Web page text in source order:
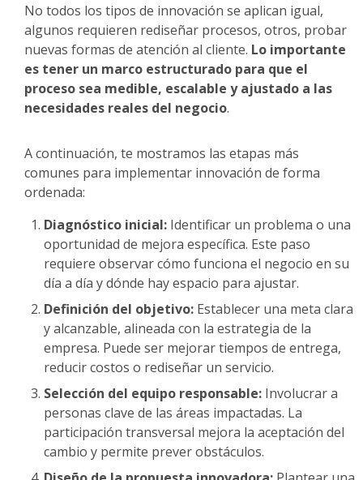
No todos los tipos de innovación se aplican igual,
algunos requieren rediseñar procesos, otros, probar
nuevas formas de atención al cliente. Lo importante
es tener un marco estructurado para que el
proceso sea medible, escalable y ajustado a las
necesidades reales del negocio.
A continuación, te mostramos las etapas más
comunes para implementar innovación de forma
ordenada:
Diagnóstico inicial: Identificar un problema o una
oportunidad de mejora específica. Este paso
requiere observar cómo funciona el negocio en su
día a día y dónde hay espacio para ajustar.
Definición del objetivo: Establecer una meta clara
y alcanzable, alineada con la estrategia de la
empresa. Puede ser mejorar tiempos de entrega,
reducir costos o rediseñar un servicio.
Selección del equipo responsable: Involucrar a
personas clave de las áreas impactadas. La
participación transversal mejora la aceptación del
cambio y permite prever obstáculos.